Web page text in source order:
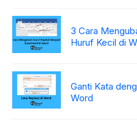
3 Cara
Huruf Kecil di
Ganti Kata
Word